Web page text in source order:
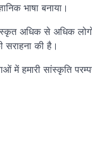
भाषा बनाया।
अधिक से अधिक
सराहना की है।
में हमारी सांस्‍कृति